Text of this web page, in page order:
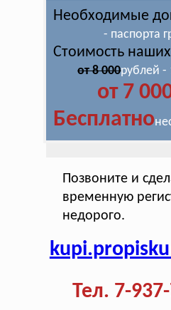
Необходимые
- паспорта
Стоимость наших
от 8 000рублей -
от 7
Бесплатно
Позвоните и
временную
недорого.
Тел. 7-